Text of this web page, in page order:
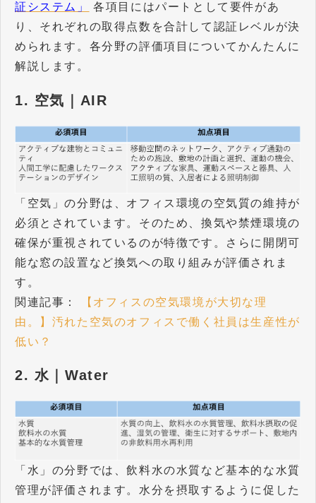
証システム」
各項目にはパートとして要件があ
り、それぞれの取得点数を合計して認証レベルが決
められます。各分野の評価項目についてかんたんに
解説します。
1. 空気｜AIR
「空気」の分野は、オフィス環境の空気質の維持が
必須とされています。そのため、換気や禁煙環境の
確保が重視されているのが特徴です。さらに開閉可
能な窓の設置など換気への取り組みが評価されま
す。
関連記事：
【オフィスの空気環境が大切な理
由。】汚れた空気のオフィスで働く社員は生産性が
低い？
2. 水｜Water
「水」の分野では、飲料水の水質など基本的な水質
管理が評価されます。水分を摂取するように促した